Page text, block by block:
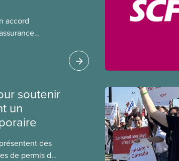
accord
soutenir
un
des
de permis de